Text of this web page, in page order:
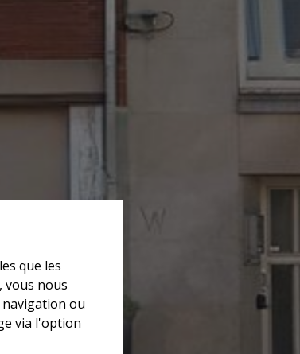
que les
vous nous
ou
via l'option